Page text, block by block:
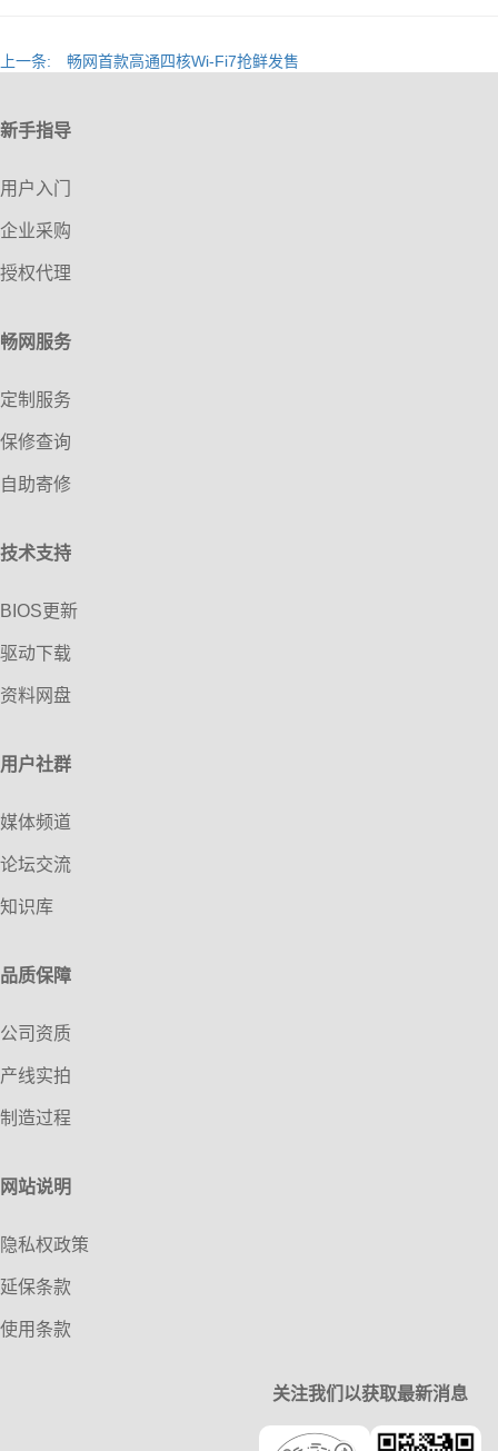
上一条: 畅网首款高通四核Wi-Fi7抢鲜发售
新手指导
用户入门
企业采购
授权代理
畅网服务
定制服务
保修查询
自助寄修
技术支持
BIOS更新
驱动下载
资料网盘
用户社群
媒体频道
论坛交流
知识库
品质保障
公司资质
产线实拍
制造过程
网站说明
隐私权政策
延保条款
使用条款
关注我们以获取最新消息